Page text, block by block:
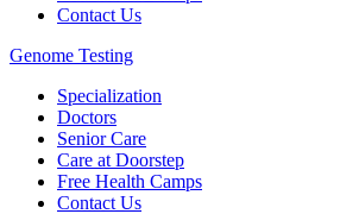
Contact Us
Genome Testing
Specialization
Doctors
Senior Care
Care at Doorstep
Free Health Camps
Contact Us